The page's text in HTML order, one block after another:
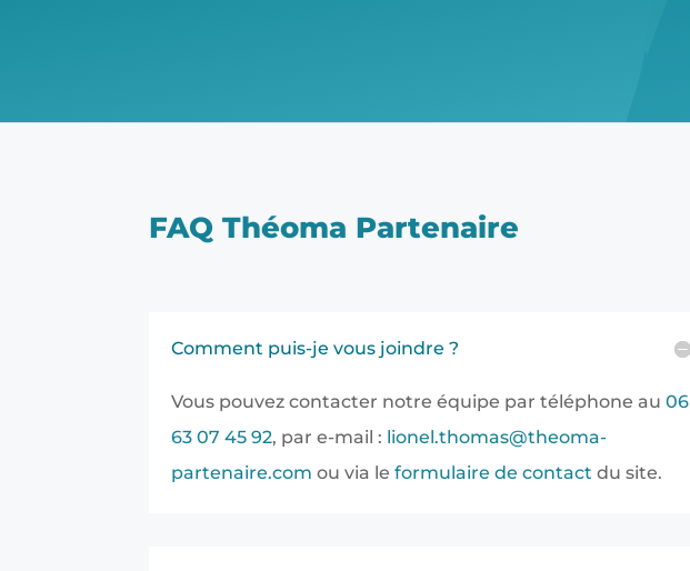
FAQ Théoma Partenaire
Comment puis-je vous joindre ?
Vous pouvez contacter notre équipe par téléphone au06
63 07 45 92, par e-mail : lionel.thomas@theoma-
partenaire.com ou via leformulaire de contact du site.